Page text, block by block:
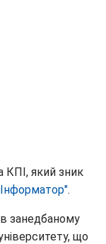
КПІ, який зник
.
занедбаному
що